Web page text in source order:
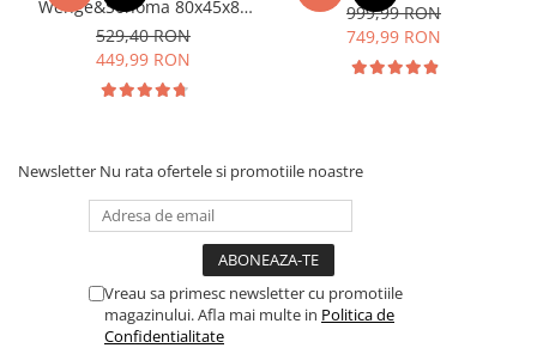
Wenge&Sonoma 80x45x85
cm
529,40 RON
449,99 RON
999,99 RON
749,99 RON
Newsletter Nu rata ofertele si promotiile noastre
Vreau sa primesc newsletter cu promotiile
magazinului. Afla mai multe in Politica de
Confidentialitate